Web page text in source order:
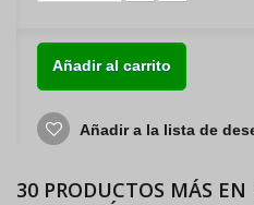
Añadir al carrito
Añadir a la lista de
30 PRODUCTOS MÁS